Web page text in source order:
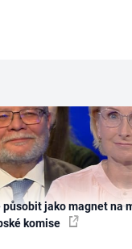
působit jako magnet na
komise